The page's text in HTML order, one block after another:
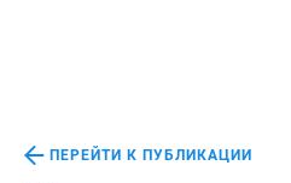
ПЕРЕЙТИ К ПУБЛИКАЦИИ